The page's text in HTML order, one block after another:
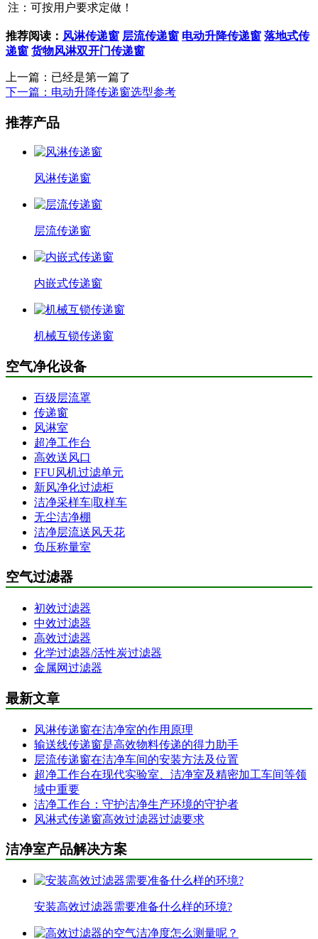
注：可按用户要求定做！
推荐阅读： 风淋传递窗 层流传递窗 电动升降传递窗 落地式传
递窗 货物风淋双开门传递窗
上一篇：已经是第一篇了
下一篇：电动升降传递窗选型参考
推荐产品
风淋传递窗
层流传递窗
内嵌式传递窗
机械互锁传递窗
空气净化设备
百级层流罩
传递窗
风淋室
超净工作台
高效送风口
FFU风机过滤单元
新风净化过滤柜
洁净采样车|取样车
无尘洁净棚
洁净层流送风天花
负压称量室
空气过滤器
初效过滤器
中效过滤器
高效过滤器
化学过滤器/活性炭过滤器
金属网过滤器
最新文章
风淋传递窗在洁净室的作用原理
输送线传递窗是高效物料传递的得力助手
层流传递窗在洁净车间的安装方法及位置
超净工作台在现代实验室、洁净室及精密加工车间等领
域中重要
洁净工作台：守护洁净生产环境的守护者
风淋式传递窗高效过滤器过滤要求
洁净室产品解决方案
安装高效过滤器需要准备什么样的环境?